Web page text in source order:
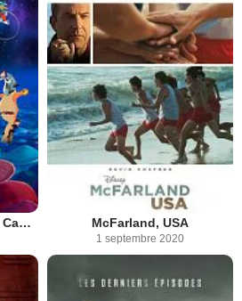
Phineas et Ferb, le film : Candice face à l'univers McFarland, USA
1 septembre 2020